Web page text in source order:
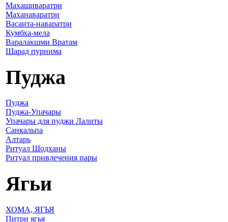
Махашиваратри
Маханаваратри
Васанта-наваратри
Кумбха-мела
Варалакшми Вратам
Шарад пурнима
Пуджа
Пуджа
Пуджа-Упачары
Упачары для пуджи Лалиты
Санкальпа
Алтарь
Ритуал Шодханы
Ритуал привлечения пары
Ягьи
ХОМА, ЯГЬЯ
Питри ягья